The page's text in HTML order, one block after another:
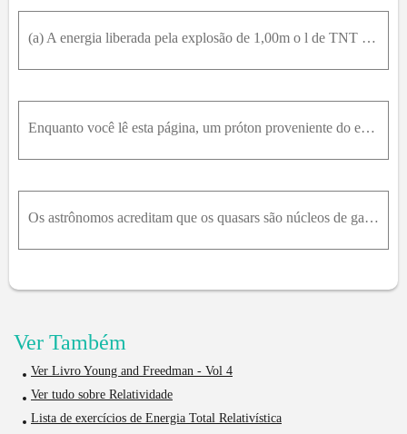
(a) A energia liberada pela explosão de 1,00m o l de TNT é 3,40M J . A massa molar do TNT é 0,227k g / m o l . Que peso de TNT seria necessário para liberar um energia de 1,80 × 10 14 J (b) Esse peso
Enquanto você lê esta página, um próton proveniente do espaço sideral atravessa a página do livro da esquerda para a direita com uma velocidade relativa v e uma energia total de 14,24n J . No seu refe
Os astrônomos acreditam que os quasars são núcleos de galáxias ativas nos primeiros estágios de formação. Um quasar típico irradia energia de uma taxa de 10 41 W . Com que rapidez a massa de um quasar
Ver Também
Ver Livro Young and Freedman - Vol 4
Ver tudo sobre Relatividade
Lista de exercícios de Energia Total Relativística